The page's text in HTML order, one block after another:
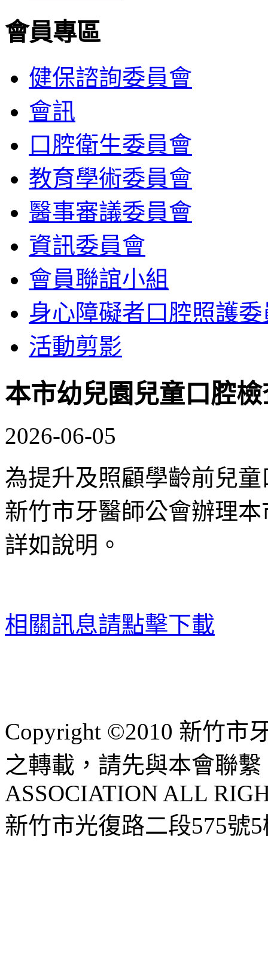
會員專區
健保諮詢委員會
會訊
口腔衛生委員會
教育學術委員會
醫事審議委員會
資訊委員會
會員聯誼小組
身心障礙者口腔照護委
活動剪影
本市幼兒園兒童口腔
2026-06-05
為提升及照顧學齡前兒
新竹市牙醫師公會辦理
詳如說明。
相關訊息請點擊下載
Copyright ©2010 新竹市
之轉載，請先與本會聯
ASSOCIATION ALL
新竹市光復路二段575號